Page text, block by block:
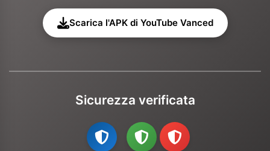
Scarica l'APK di YouTube Vanced
Sicurezza verificata